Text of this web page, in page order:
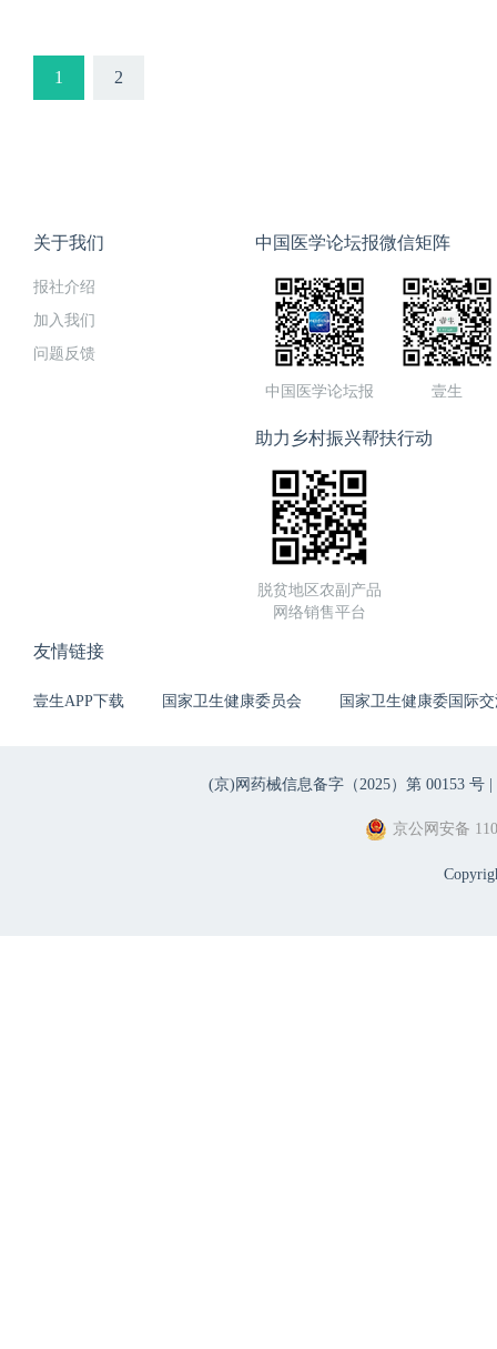
1 2
关于我们
报社介绍
加入我们
问题反馈
中国医学论坛报微信矩阵
中国医学论坛报 壹生
助力乡村振兴帮扶行动
脱贫地区农副产品
网络销售平台
友情链接
壹生APP下载 国家卫生健康委员会 国家卫生健康委国际
(京)网药械信息备字（2025）第 00153 号 |
京公网安备